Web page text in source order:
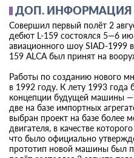
ДОП. ИНФОРМАЦИЯ
Совершил первый полёт 2
дебют L-159 состоялся 5—6
авиационного шоу SIAD-1999
159 ALCA был принят на
Работы по созданию нового
в 1992 году. К лету 1993
концепции будущей машины —
две на базе импортных
выбран проект на базе более
двигателя, в качестве
что было официально
прототип новой машины был